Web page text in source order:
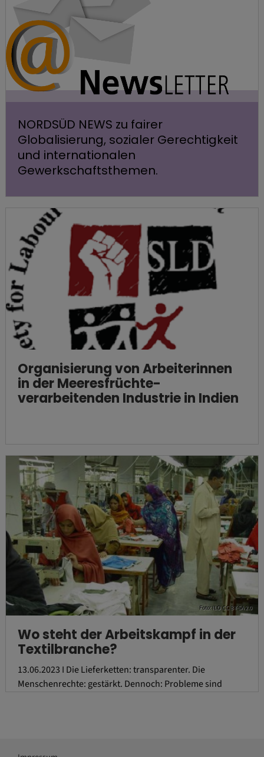
NORDSÜD NEWS zu fairer
Globalisierung, sozialer Gerechtigkeit
und internationalen
Gewerkschaftsthemen.
Organisierung von Arbeiterinnen
in der Meeresfrüchte-
verarbeitenden Industrie in Indien
Foto: ILO CC BY-SA 2.0
Wo steht der Arbeitskampf in der
Textilbranche?
13.06.2023 I Die Lieferketten: transparenter. Die
Menschenrechte: gestärkt. Dennoch: Probleme sind